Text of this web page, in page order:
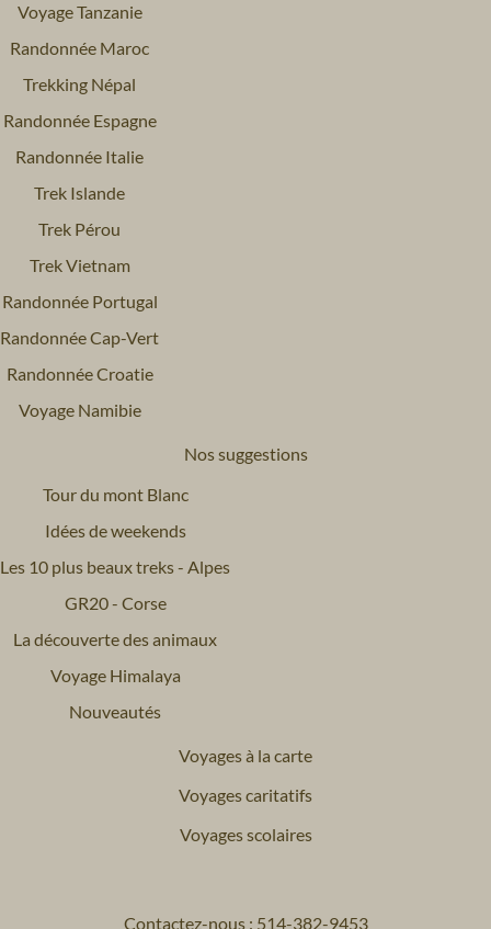
Voyage Tanzanie
Randonnée Maroc
Trekking Népal
Randonnée Espagne
Randonnée Italie
Trek Islande
Trek Pérou
Trek Vietnam
Randonnée Portugal
Randonnée Cap-Vert
Randonnée Croatie
Voyage Namibie
Nos suggestions
Tour du mont Blanc
Idées de weekends
Les 10 plus beaux treks - Alpes
GR20 - Corse
La découverte des animaux
Voyage Himalaya
Nouveautés
Voyages à la carte
Voyages caritatifs
Voyages scolaires
Contactez-nous : 514-382-9453